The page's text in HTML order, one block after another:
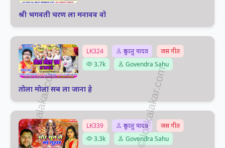
श्री भगवती चरण ला मनावव वो
LK324 दुकालु यादव
जस गीत
3.7k
Govendra Sahu
तोला मोला सब ला जाना हे
LK339 दुकालु यादव
जस गीत
3.3k
Govendra Sahu